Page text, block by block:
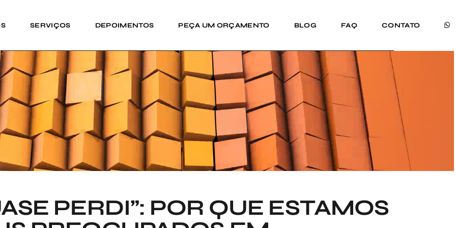
SERVIÇOS DEPOIMENTOS PEÇA UM ORÇAMENTO BLOG FAQ CONTATO
PERDI”: POR QUE ESTAMOS